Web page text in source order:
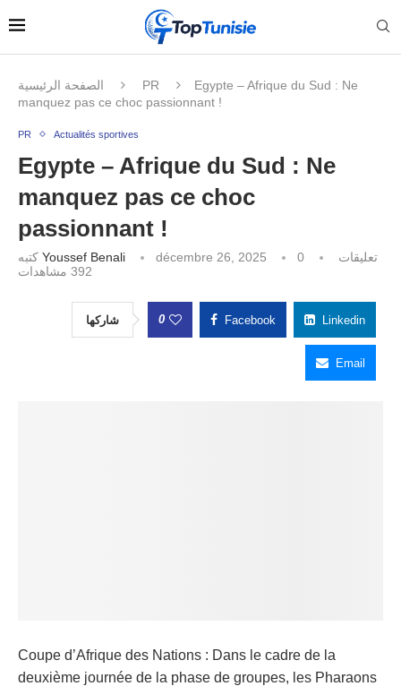
الصفحة الرئيسية PR
Egypte – Afrique du Sud : Ne
manquez pas ce choc passionnant !
PR Actualités sportives
Egypte – Afrique du Sud : Ne
manquez pas ce choc
passionnant !
Youssef Benali décembre 26, 2025
0 تعليقات
392 مشاهدات
شاركها 0 Facebook Linkedin
Email
Coupe d’Afrique des Nations : Dans le cadre de la
deuxième journée de la phase de groupes, les Pharaons